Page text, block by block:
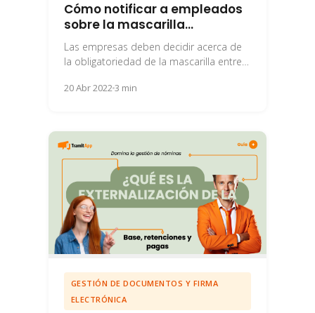
Cómo notificar a empleados
sobre la mascarilla
obligatoria
Las empresas deben decidir acerca de
la obligatoriedad de la mascarilla entre
toda la...
20 Abr 20223 min
GESTIÓN DE DOCUMENTOS Y FIRMA
ELECTRÓNICA